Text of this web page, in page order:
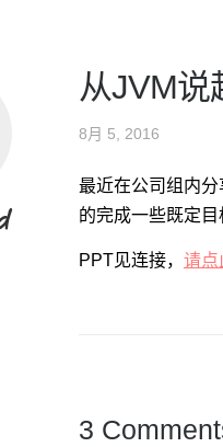
从JVM说
8月 5, 2016
最近在公司组内
的完成一些既定
PPT见连接， 请点
3